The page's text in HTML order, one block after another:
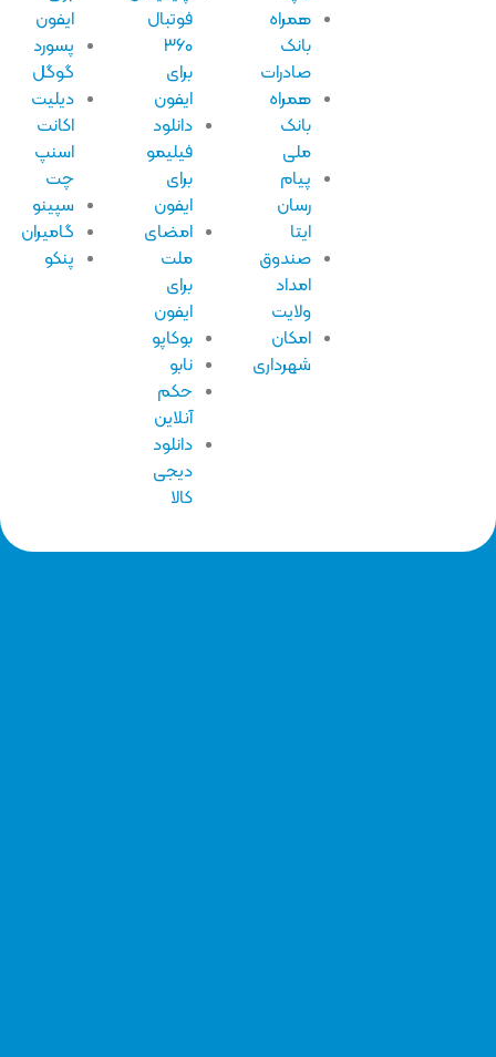
همراه
صادرات
همراه
پیام
رسان
صندوق
امداد
ولایت
امکان
شهرداری
فوتبال
ایفون
دانلود
فیلیمو
ایفون
امضای
ایفون
بوکاپو
نابو
حکم
آنلاین
دانلود
دیجی
ایفون
پسورد
گوگل
دیلیت
اکانت
اسنپ
سپینو
گامیران
پنکو